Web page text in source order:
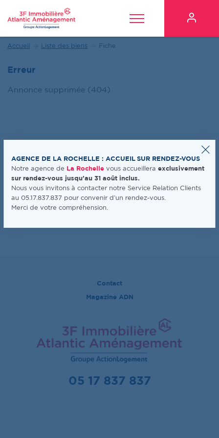
Toggle Menu Mon
Accueil Liste des biens Fiche
Erreur
Annonce supprimée (404)
05 17 837 837
Contact
Magazine ADN
AGENCE DE LA ROCHELLE : ACCUEIL SUR RENDEZ-VOUS
Notre agence de
La Rochellevous accueillera exclusivement
sur rendez-vous jusqu’au 31 août inclus.
Nous vous invitons à contacter notre Service Relation Clients
au 05.17.837.837 pour convenir d’un rendez-vous.
Merci de votre compréhension.